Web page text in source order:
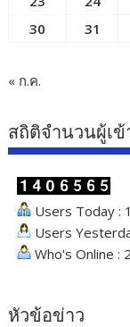
30
31
« ก.ค.
สถิติจำนวนผู้เ
Users Today :
Users
Who's Online :
หัวข้อข่าว